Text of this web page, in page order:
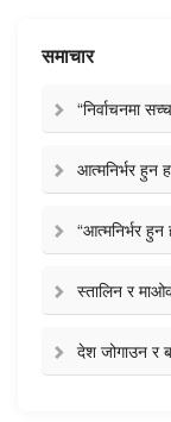
समाचार
“निर्वाचनमा
आत्मनिर्भर हुन
“आत्मनिर्भर हुन
स्तालिन र
देश जोगाउन र